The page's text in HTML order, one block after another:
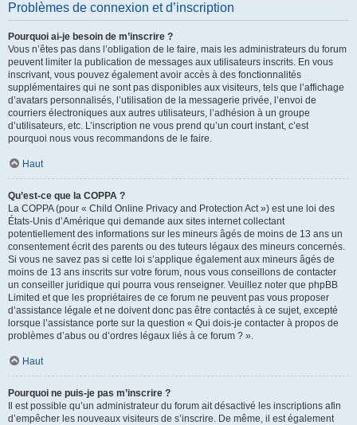
Problèmes de connexion et d’inscription
Pourquoi ai-je besoin de m’inscrire ?
Vous n’êtes pas dans l’obligation de le faire, mais les administrateurs du forum
peuvent limiter la publication de messages aux utilisateurs inscrits. En vous
inscrivant, vous pouvez également avoir accès à des fonctionnalités
supplémentaires qui ne sont pas disponibles aux visiteurs, tels que l’affichage
d’avatars personnalisés, l’utilisation de la messagerie privée, l’envoi de
courriers électroniques aux autres utilisateurs, l’adhésion à un groupe
d’utilisateurs, etc. L’inscription ne vous prend qu’un court instant, c’est
pourquoi nous vous recommandons de le faire.
Haut
Qu’est-ce que la COPPA ?
La COPPA (pour « Child Online Privacy and Protection Act ») est une loi des
États-Unis d’Amérique qui demande aux sites internet collectant
potentiellement des informations sur les mineurs âgés de moins de 13 ans un
consentement écrit des parents ou des tuteurs légaux des mineurs concernés.
Si vous ne savez pas si cette loi s’applique également aux mineurs âgés de
moins de 13 ans inscrits sur votre forum, nous vous conseillons de contacter
un conseiller juridique qui pourra vous renseigner. Veuillez noter que phpBB
Limited et que les propriétaires de ce forum ne peuvent pas vous proposer
d’assistance légale et ne doivent donc pas être contactés à ce sujet, excepté
lorsque l’assistance porte sur la question « Qui dois-je contacter à propos de
problèmes d’abus ou d’ordres légaux liés à ce forum ? ».
Haut
Pourquoi ne puis-je pas m’inscrire ?
Il est possible qu’un administrateur du forum ait désactivé les inscriptions afin
d’empêcher les nouveaux visiteurs de s’inscrire. De même, il est également